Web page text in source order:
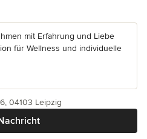
mit Erfahrung und Liebe
für Wellness und individuelle
04103 Leipzig